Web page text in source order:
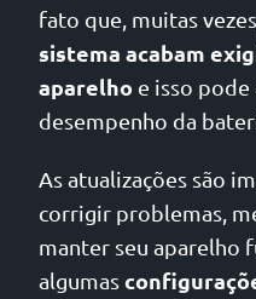
fato que, muitas
sistema acabam
aparelho e isso
desempenho da
As atualizações são
corrigir problemas,
manter seu aparelho
algumas